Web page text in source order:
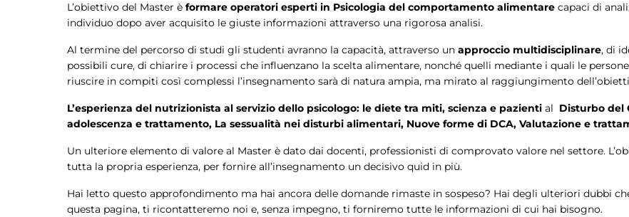
L’obiettivo del Master è formare operatori esperti in Psicologia del comportamento alimentare capaci di
individuo dopo aver acquisito le giuste informazioni attraverso una rigorosa analisi.
Al termine del percorso di studi gli studenti avranno la capacità, attraverso un approccio multidisciplinare, di
possibili cure, di chiarire i processi che influenzano la scelta alimentare, nonché quelli mediante i quali le
riuscire in compiti così complessi l’insegnamento sarà di natura ampia, ma mirato al raggiungimento
L’esperienza del nutrizionista al servizio dello psicologo: le diete tra miti, scienza e pazienti al Disturbo del
adolescenza e trattamento, La sessualità nei disturbi alimentari, Nuove forme di DCA, Valutazione e
Un ulteriore elemento di valore al Master è dato dai docenti, professionisti di comprovato valore nel settore.
tutta la propria esperienza, per fornire all’insegnamento un decisivo quid in più.
Hai letto questo approfondimento ma hai ancora delle domande rimaste in sospeso? Hai degli ulteriori dubbi
questa pagina, ti ricontatteremo noi e, senza impegno, ti forniremo tutte le informazioni di cui hai bisogno.